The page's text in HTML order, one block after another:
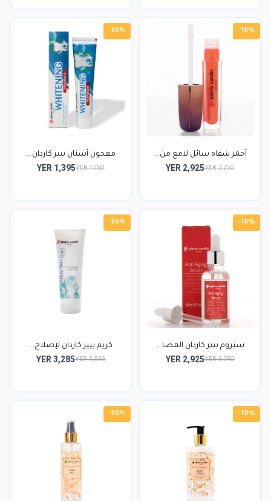
-10%
أحمر شفاه سائل لامع من...
YER 3,250
YER 2,925
-10%
معجون أسنان بيير كاردان...
YER 1,550
YER 1,395
-10%
سيروم بيير كاردان المضا...
YER 3,250
YER 2,925
-10%
كريم بيير كاردان لإصلاح...
YER 3,650
YER 3,285
-10%
-10%